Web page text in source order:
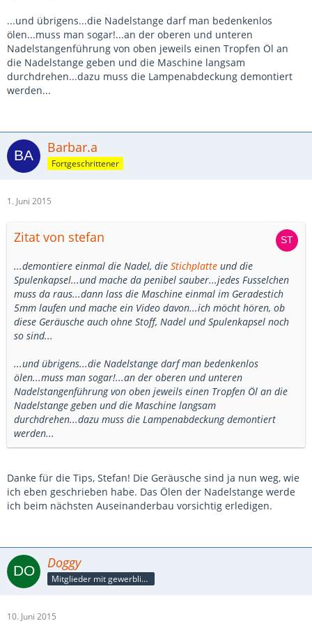
...und übrigens...die Nadelstange darf man bedenkenlos
ölen...muss man sogar!...an der oberen und unteren
Nadelstangenführung von oben jeweils einen Tropfen Öl an
die Nadelstange geben und die Maschine langsam
durchdrehen...dazu muss die Lampenabdeckung demontiert
werden...
Barbar.a
Fortgeschrittener
1. Juni 2015
Zitat von stefan
...demontiere einmal die Nadel, die Stichplatte und die
Spulenkapsel...und mache da penibel sauber...jedes Fusselchen
muss da raus...dann lass die Maschine einmal im Geradestich
5mm laufen und mache ein Video davon...ich möcht hören, ob
diese Geräusche auch ohne Stoff, Nadel und Spulenkapsel noch
so sind...
...und übrigens...die Nadelstange darf man bedenkenlos
ölen...muss man sogar!...an der oberen und unteren
Nadelstangenführung von oben jeweils einen Tropfen Öl an die
Nadelstange geben und die Maschine langsam
durchdrehen...dazu muss die Lampenabdeckung demontiert
werden...
Danke für die Tips, Stefan! Die Geräusche sind ja nun weg, wie
ich eben geschrieben habe. Das Ölen der Nadelstange werde
ich beim nächsten Auseinanderbau vorsichtig erledigen.
Doggy
Mitglieder mit gewerblicher Verbindung, auch als Mitarbeiter/in
10. Juni 2015